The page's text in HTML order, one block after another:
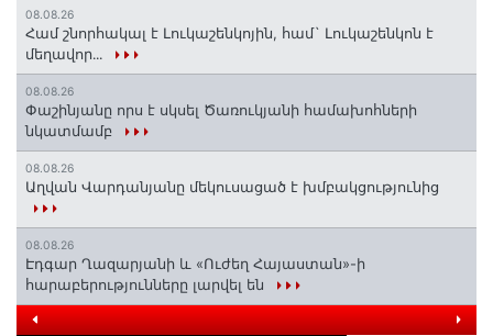
08.08.26
Համ շնորհակալ է Լուկաշենկոյին, համ` Լուկաշենկոն է
մեղավոր․․․
08.08.26
Փաշինյանը որս է սկսել Ծառուկյանի համախոհների
նկատմամբ
08.08.26
Աղվան Վարդանյանը մեկուսացած է խմբակցությունից
08.08.26
Էդգար Ղազարյանի և «Ուժեղ Հայաստան»-ի
հարաբերությունները լարվել են